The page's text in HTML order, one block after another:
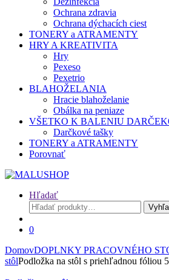
Ochrana zdravia
Ochrana dýchacích ciest
TONERY a ATRAMENTY
HRY A KREATIVITA
Hry
Pexeso
Pexetrio
BLAHOŽELANIA
Hracie blahoželanie
Obálka na peniaze
VŠETKO K BALENIU
Darčkové tašky
TONERY a ATRAMENTY
Porovnať
Hľadať
Hľadať:
0
DomovDOPLNKY PRACOVNÉHO
stôlPodložka na stôl s priehľadnou fóliou